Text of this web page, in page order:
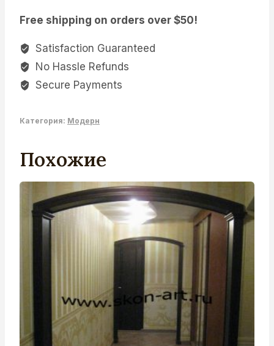
Free shipping on orders over $50!
Satisfaction Guaranteed
No Hassle Refunds
Secure Payments
Категория: Модерн
Похожие